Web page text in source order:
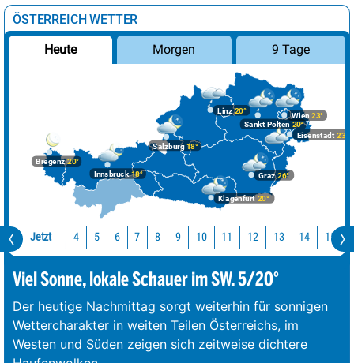
ÖSTERREICH WETTER
Heute Morgen 9 Tage
Bregenz20°
Graz26°
Innsbruck18°
Klagenfurt 20°
Linz20°
Salzburg18°
Wien 23°
Eisenstadt 23°
Sankt Pölten 20°
Jetzt 4 5 6 7 8 9 10 11 12 13 14 15
Viel Sonne, lokale Schauer im SW. 5/20°
Der heutige Nachmittag sorgt weiterhin für sonnigen
Wettercharakter in weiten Teilen Österreichs, im
Westen und Süden zeigen sich zeitweise dichtere